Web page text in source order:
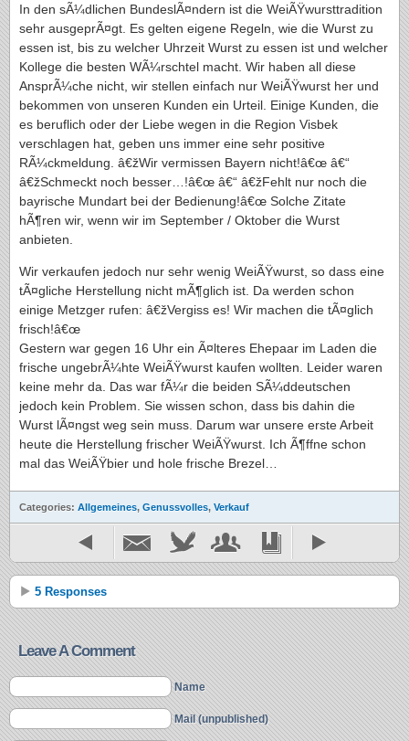
In den sÃ¼dlichen BundeslÃ¤ndern ist die WeiÃŸwursttradition
sehr ausgeprÃ¤gt. Es gelten eigene Regeln, wie die Wurst zu
essen ist, bis zu welcher Uhrzeit Wurst zu essen ist und welcher
Kollege die besten WÃ¼rschtel macht. Wir haben all diese
AnsprÃ¼che nicht, wir stellen einfach nur WeiÃŸwurst her und
bekommen von unseren Kunden ein Urteil. Einige Kunden, die
es beruflich oder der Liebe wegen in die Region Visbek
verschlagen hat, geben uns immer eine sehr positive
RÃ¼ckmeldung. â€žWir vermissen Bayern nicht!â€œ â€“
â€žSchmeckt noch besser…!â€œ â€“ â€žFehlt nur noch die
bayrische Mundart bei der Bedienung!â€œ Solche Zitate
hÃ¶ren wir, wenn wir im September / Oktober die Wurst
anbieten.
Wir verkaufen jedoch nur sehr wenig WeiÃŸwurst, so dass eine
tÃ¤gliche Herstellung nicht mÃ¶glich ist. Da werden schon
einige Metzger rufen: â€žVergiss es! Wir machen die tÃ¤glich
frisch!â€œ
Gestern war gegen 16 Uhr ein Ã¤lteres Ehepaar im Laden die
frische ungebrÃ¼hte WeiÃŸwurst kaufen wollten. Leider waren
keine mehr da. Das war fÃ¼r die beiden SÃ¼ddeutschen
jedoch kein Problem. Sie wissen schon, dass bis dahin die
Wurst lÃ¤ngst weg sein muss. Darum war unsere erste Arbeit
heute die Herstellung frischer WeiÃŸwurst. Ich Ã¶ffne schon
mal das WeiÃŸbier und hole frische Brezel…
Categories: Allgemeines, Genussvolles, Verkauf
5 Responses
Leave A Comment
Name
Mail (unpublished)